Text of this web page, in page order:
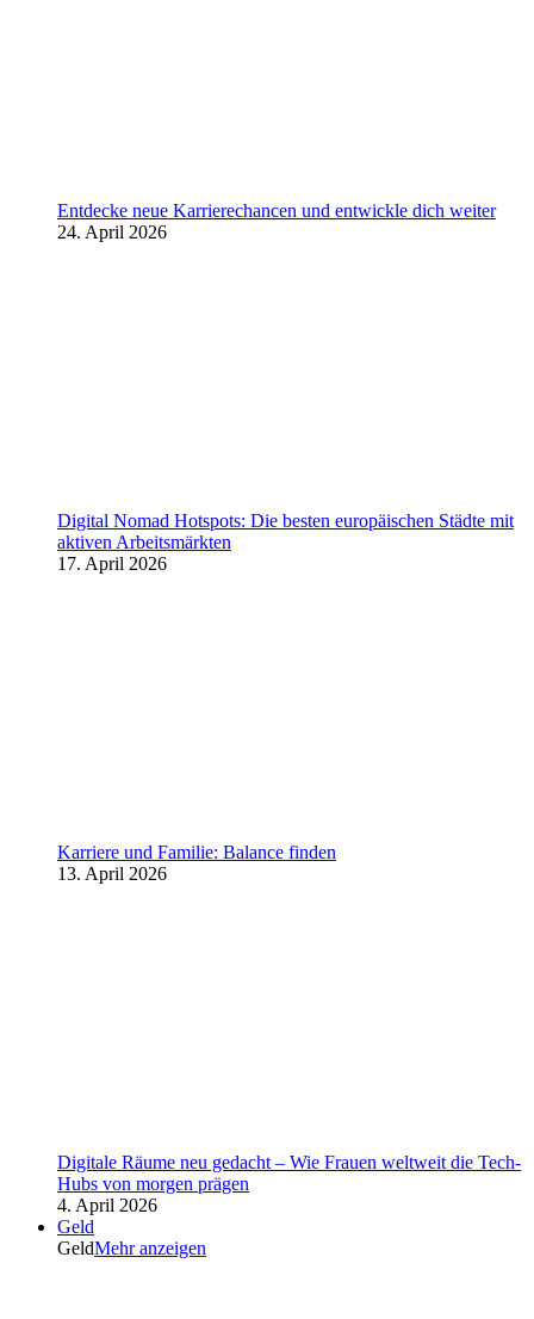
Entdecke neue Karrierechancen und entwickle dich weiter
24. April 2026
Digital Nomad Hotspots: Die besten europäischen Städte mit
aktiven Arbeitsmärkten
17. April 2026
Karriere und Familie: Balance finden
13. April 2026
Digitale Räume neu gedacht – Wie Frauen weltweit die Tech-
Hubs von morgen prägen
4. April 2026
Geld
GeldMehr anzeigen